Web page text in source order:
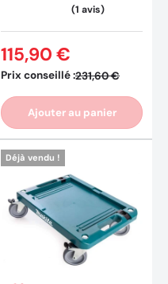
Prix conseillé :231,60 €
115,90 €
Ajouter au panier
Déjà vendu !